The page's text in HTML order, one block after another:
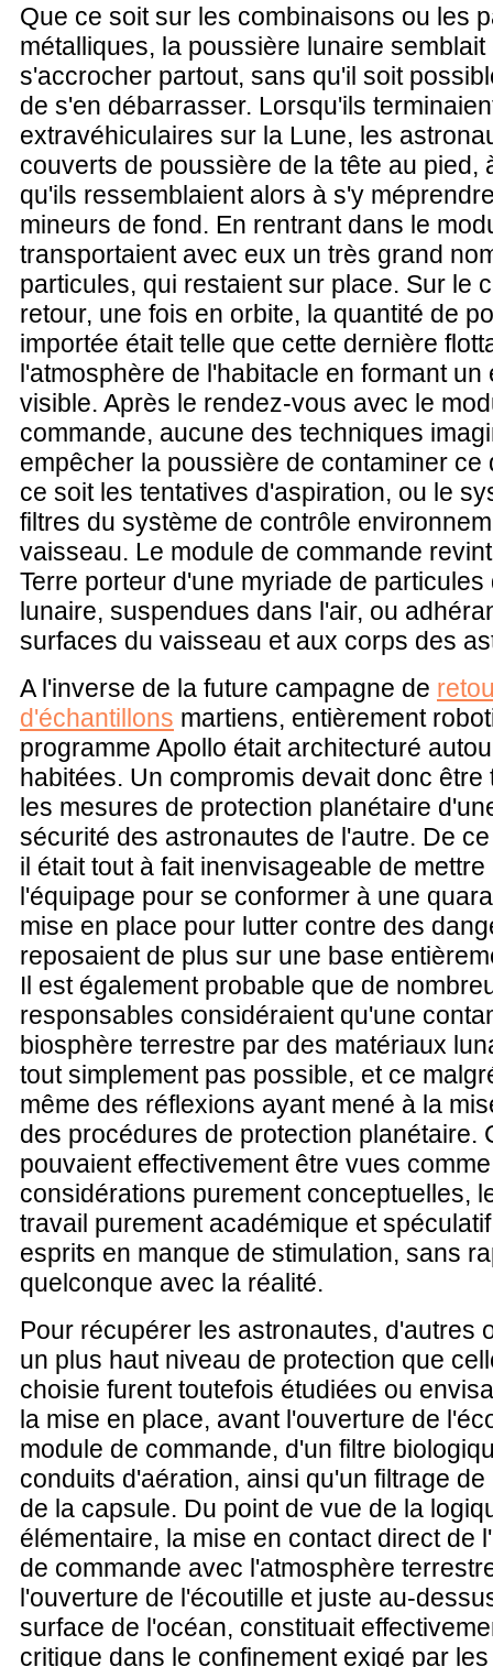
Que ce soit sur les combinaisons ou les
métalliques, la poussière lunaire
s'accrocher partout, sans qu'il soit
de s'en débarrasser. Lorsqu'ils
extravéhiculaires sur la Lune, les
couverts de poussière de la tête au pied,
qu'ils ressemblaient alors à s'y
mineurs de fond. En rentrant dans le
transportaient avec eux un très grand
particules, qui restaient sur place. Sur le
retour, une fois en orbite, la quantité de
importée était telle que cette dernière
l'atmosphère de l'habitacle en formant un
visible. Après le rendez-vous avec le
commande, aucune des techniques
empêcher la poussière de contaminer ce
ce soit les tentatives d'aspiration, ou le
filtres du système de contrôle
vaisseau. Le module de commande
Terre porteur d'une myriade de
lunaire, suspendues dans l'air, ou
surfaces du vaisseau et aux corps des
A l'inverse de la future campagne de
d'échantillons martiens, entièrement
programme Apollo était architecturé
habitées. Un compromis devait donc être
les mesures de protection planétaire
sécurité des astronautes de l'autre. De
il était tout à fait inenvisageable de
l'équipage pour se conformer à une
mise en place pour lutter contre des
reposaient de plus sur une base
Il est également probable que de
responsables considéraient qu'une
biosphère terrestre par des matériaux
tout simplement pas possible, et ce
même des réflexions ayant mené à la
des procédures de protection planétaire.
pouvaient effectivement être vues
considérations purement conceptuelles,
travail purement académique et
esprits en manque de stimulation, sans
quelconque avec la réalité.
Pour récupérer les astronautes, d'autres
un plus haut niveau de protection que
choisie furent toutefois étudiées ou
la mise en place, avant l'ouverture de
module de commande, d'un filtre
conduits d'aération, ainsi qu'un filtrage
de la capsule. Du point de vue de la
élémentaire, la mise en contact direct de
de commande avec l'atmosphère
l'ouverture de l'écoutille et juste au-
surface de l'océan, constituait
critique dans le confinement exigé par